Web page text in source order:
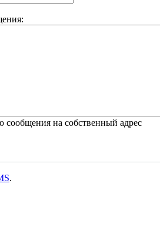
сообщения на собственный адрес
.